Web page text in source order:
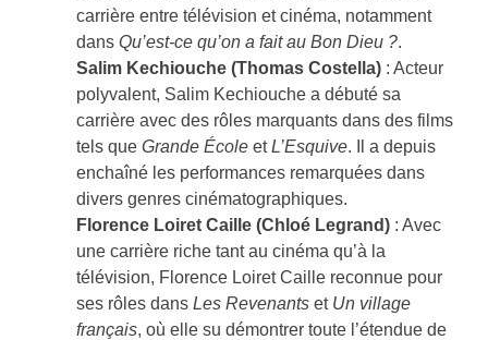
carrière entre télévision et cinéma, notamment
dansQu’est-ce qu’on a fait au Bon Dieu ?.
Salim Kechiouche (Thomas Costella) : Acteur
polyvalent, Salim Kechiouche a débuté sa
carrière avec des rôles marquants dans des films
tels queGrande École etL’Esquive. Il a depuis
enchaîné les performances remarquées dans
divers genres cinématographiques.
Florence Loiret Caille (Chloé Legrand) : Avec
une carrière riche tant au cinéma qu’à la
télévision, Florence Loiret Caille reconnue pour
ses rôles dansLes Revenants et Un village
français, où elle su démontrer toute l’étendue de